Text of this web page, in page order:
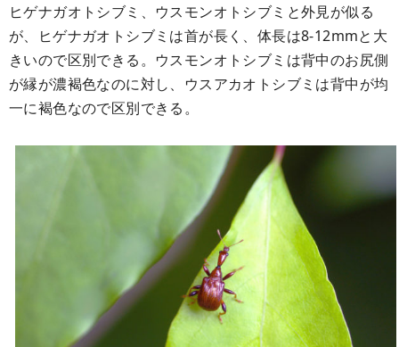
ヒゲナガオトシブミ、ウスモンオトシブミと外見が似る
が、ヒゲナガオトシブミは首が長く、体長は8-12mmと大
きいので区別できる。ウスモンオトシブミは背中のお尻側
が縁が濃褐色なのに対し、ウスアカオトシブミは背中が均
一に褐色なので区別できる。